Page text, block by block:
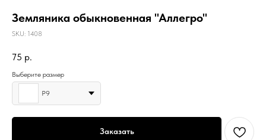
Земляника обыкновенная "Аллегро"
SKU: 1408
75 р.
Выберите размер
Р9
Заказать